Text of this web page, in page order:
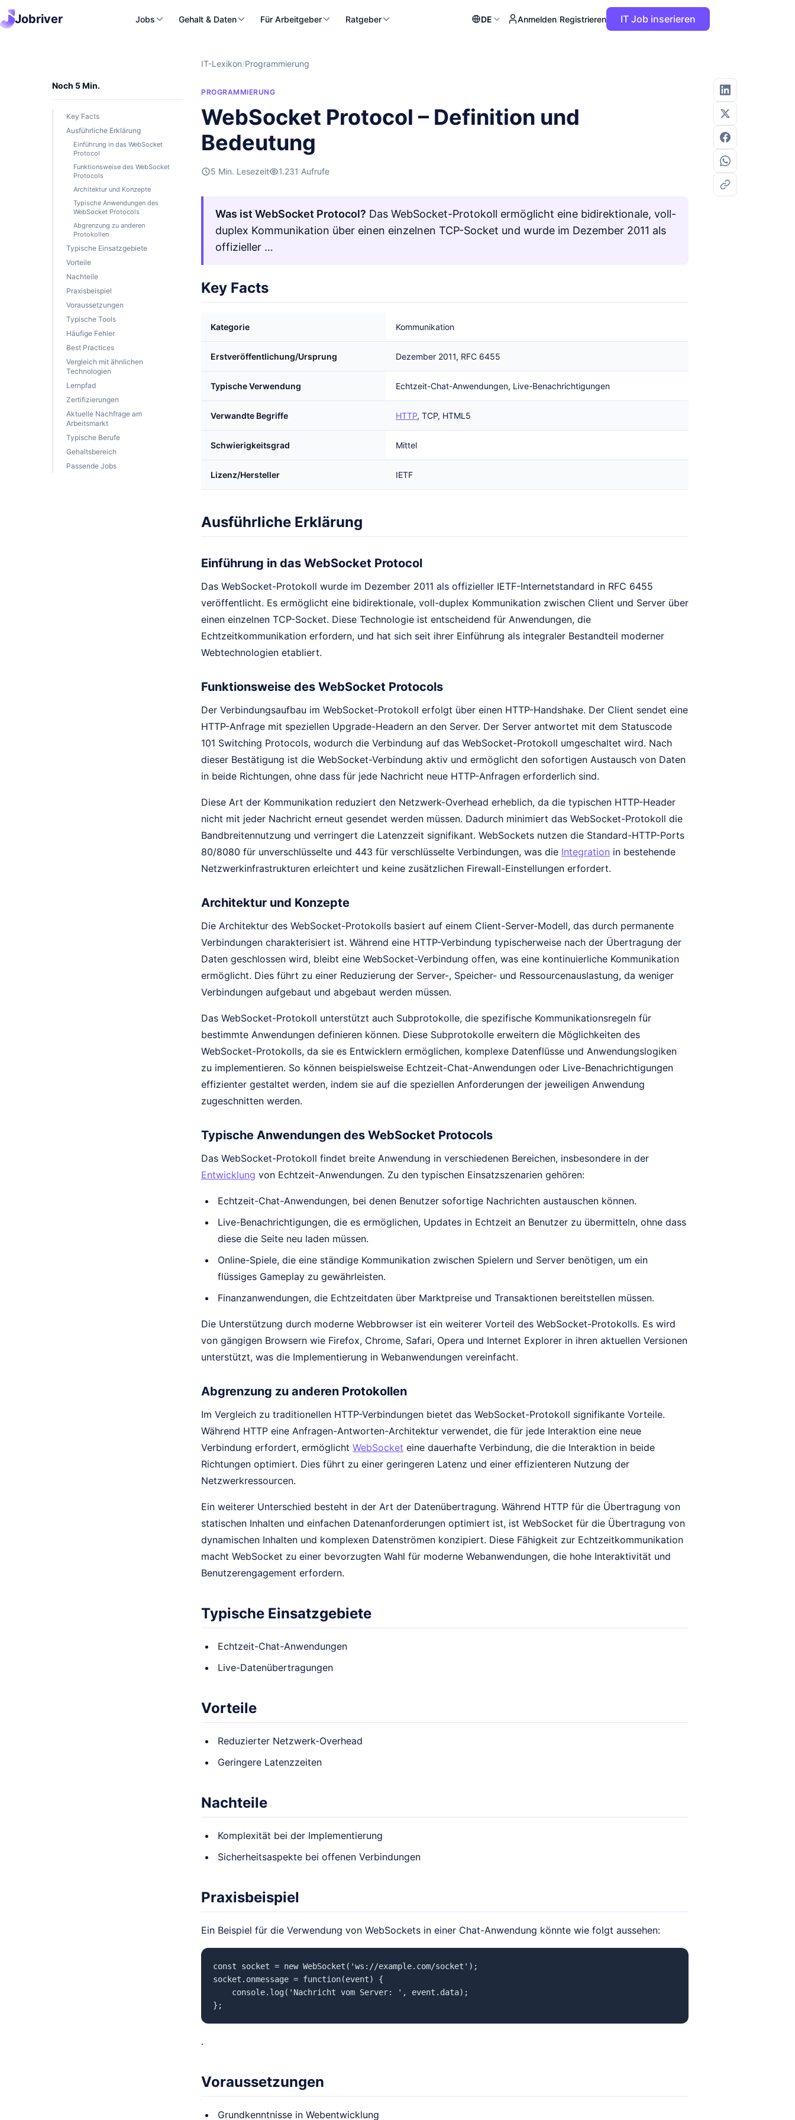
Jobriver Jobs Gehalt & Daten Für Arbeitgeber Ratgeber DE Anmelden/Registrieren IT Job inserieren
Noch 5 Min.
Key Facts
Ausführliche Erklärung
Einführung in das WebSocket
Protocol
Funktionsweise des WebSocket
Protocols
Architektur und Konzepte
Typische Anwendungen des
WebSocket Protocols
Abgrenzung zu anderen
Protokollen
Typische Einsatzgebiete
Vorteile
Nachteile
Praxisbeispiel
Voraussetzungen
Typische Tools
Häufige Fehler
Best Practices
Vergleich mit ähnlichen
Technologien
Lernpfad
Zertifizierungen
Aktuelle Nachfrage am
Arbeitsmarkt
Typische Berufe
Gehaltsbereich
Passende Jobs
IT-Lexikon/Programmierung
PROGRAMMIERUNG
WebSocket Protocol – Definition und
Bedeutung
5 Min. Lesezeit 1.231 Aufrufe
Was ist WebSocket Protocol? Das WebSocket-Protokoll ermöglicht eine bidirektionale, voll-
duplex Kommunikation über einen einzelnen TCP-Socket und wurde im Dezember 2011 als
offizieller …
Key Facts
Kategorie Kommunikation
Erstveröffentlichung/Ursprung Dezember 2011, RFC 6455
Typische Verwendung Echtzeit-Chat-Anwendungen, Live-Benachrichtigungen
Verwandte Begriffe HTTP, TCP, HTML5
Schwierigkeitsgrad Mittel
Lizenz/Hersteller IETF
Ausführliche Erklärung
Einführung in das WebSocket Protocol
Das WebSocket-Protokoll wurde im Dezember 2011 als offizieller IETF-Internetstandard in RFC 6455
veröffentlicht. Es ermöglicht eine bidirektionale, voll-duplex Kommunikation zwischen Client und Server über
einen einzelnen TCP-Socket. Diese Technologie ist entscheidend für Anwendungen, die
Echtzeitkommunikation erfordern, und hat sich seit ihrer Einführung als integraler Bestandteil moderner
Webtechnologien etabliert.
Funktionsweise des WebSocket Protocols
Der Verbindungsaufbau im WebSocket-Protokoll erfolgt über einen HTTP-Handshake. Der Client sendet eine
HTTP-Anfrage mit speziellen Upgrade-Headern an den Server. Der Server antwortet mit dem Statuscode
101 Switching Protocols, wodurch die Verbindung auf das WebSocket-Protokoll umgeschaltet wird. Nach
dieser Bestätigung ist die WebSocket-Verbindung aktiv und ermöglicht den sofortigen Austausch von Daten
in beide Richtungen, ohne dass für jede Nachricht neue HTTP-Anfragen erforderlich sind.
Diese Art der Kommunikation reduziert den Netzwerk-Overhead erheblich, da die typischen HTTP-Header
nicht mit jeder Nachricht erneut gesendet werden müssen. Dadurch minimiert das WebSocket-Protokoll die
Bandbreitennutzung und verringert die Latenzzeit signifikant. WebSockets nutzen die Standard-HTTP-Ports
80/8080 für unverschlüsselte und 443 für verschlüsselte Verbindungen, was die Integration in bestehende
Netzwerkinfrastrukturen erleichtert und keine zusätzlichen Firewall-Einstellungen erfordert.
Architektur und Konzepte
Die Architektur des WebSocket-Protokolls basiert auf einem Client-Server-Modell, das durch permanente
Verbindungen charakterisiert ist. Während eine HTTP-Verbindung typischerweise nach der Übertragung der
Daten geschlossen wird, bleibt eine WebSocket-Verbindung offen, was eine kontinuierliche Kommunikation
ermöglicht. Dies führt zu einer Reduzierung der Server-, Speicher- und Ressourcenauslastung, da weniger
Verbindungen aufgebaut und abgebaut werden müssen.
Das WebSocket-Protokoll unterstützt auch Subprotokolle, die spezifische Kommunikationsregeln für
bestimmte Anwendungen definieren können. Diese Subprotokolle erweitern die Möglichkeiten des
WebSocket-Protokolls, da sie es Entwicklern ermöglichen, komplexe Datenflüsse und Anwendungslogiken
zu implementieren. So können beispielsweise Echtzeit-Chat-Anwendungen oder Live-Benachrichtigungen
effizienter gestaltet werden, indem sie auf die speziellen Anforderungen der jeweiligen Anwendung
zugeschnitten werden.
Typische Anwendungen des WebSocket Protocols
Das WebSocket-Protokoll findet breite Anwendung in verschiedenen Bereichen, insbesondere in der
Entwicklung von Echtzeit-Anwendungen. Zu den typischen Einsatzszenarien gehören:
Echtzeit-Chat-Anwendungen, bei denen Benutzer sofortige Nachrichten austauschen können.
Live-Benachrichtigungen, die es ermöglichen, Updates in Echtzeit an Benutzer zu übermitteln, ohne dass
diese die Seite neu laden müssen.
Online-Spiele, die eine ständige Kommunikation zwischen Spielern und Server benötigen, um ein
flüssiges Gameplay zu gewährleisten.
Finanzanwendungen, die Echtzeitdaten über Marktpreise und Transaktionen bereitstellen müssen.
Die Unterstützung durch moderne Webbrowser ist ein weiterer Vorteil des WebSocket-Protokolls. Es wird
von gängigen Browsern wie Firefox, Chrome, Safari, Opera und Internet Explorer in ihren aktuellen Versionen
unterstützt, was die Implementierung in Webanwendungen vereinfacht.
Abgrenzung zu anderen Protokollen
Im Vergleich zu traditionellen HTTP-Verbindungen bietet das WebSocket-Protokoll signifikante Vorteile.
Während HTTP eine Anfragen-Antworten-Architektur verwendet, die für jede Interaktion eine neue
Verbindung erfordert, ermöglicht WebSocket eine dauerhafte Verbindung, die die Interaktion in beide
Richtungen optimiert. Dies führt zu einer geringeren Latenz und einer effizienteren Nutzung der
Netzwerkressourcen.
Ein weiterer Unterschied besteht in der Art der Datenübertragung. Während HTTP für die Übertragung von
statischen Inhalten und einfachen Datenanforderungen optimiert ist, ist WebSocket für die Übertragung von
dynamischen Inhalten und komplexen Datenströmen konzipiert. Diese Fähigkeit zur Echtzeitkommunikation
macht WebSocket zu einer bevorzugten Wahl für moderne Webanwendungen, die hohe Interaktivität und
Benutzerengagement erfordern.
Typische Einsatzgebiete
Echtzeit-Chat-Anwendungen
Live-Datenübertragungen
Vorteile
Reduzierter Netzwerk-Overhead
Geringere Latenzzeiten
Nachteile
Komplexität bei der Implementierung
Sicherheitsaspekte bei offenen Verbindungen
Praxisbeispiel
Ein Beispiel für die Verwendung von WebSockets in einer Chat-Anwendung könnte wie folgt aussehen:
const socket = new WebSocket('ws://example.com/socket');
socket.onmessage = function(event) {
    console.log('Nachricht vom Server: ', event.data);
};
.
Voraussetzungen
Grundkenntnisse in Webentwicklung